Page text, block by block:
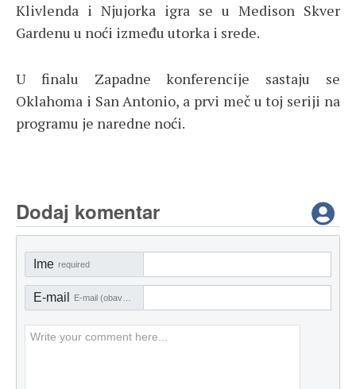
Klivlenda i Njujorka igra se u Medison Skver
Gardenu u noći između utorka i srede.
U finalu Zapadne konferencije sastaju se
Oklahoma i San Antonio, a prvi meč u toj seriji na
programu je naredne noći.
Dodaj komentar
Ime required
E-mail